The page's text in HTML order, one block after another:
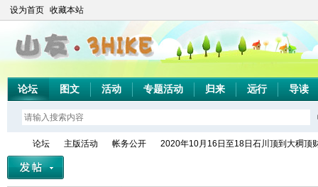
设为首页 收藏本站
论坛 图文 活动 专题活动 归来 远行 导读
论坛 主版活动 帐务公开 2020年10月16日至18日石川顶到大稠顶